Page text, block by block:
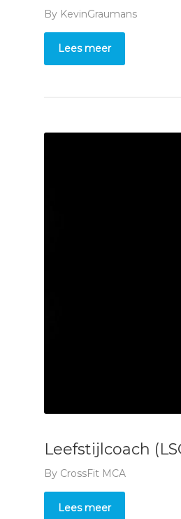
By KevinGraumans
Lees meer
Leefstijlcoach
By CrossFit MCA
Lees meer